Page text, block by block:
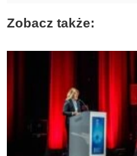
Zobacz także: